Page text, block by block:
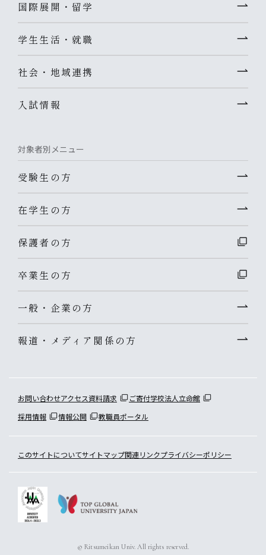
国際展開・留学
学生生活・就職
社会・地域連携
入試情報
対象者別メニュー
受験生の方
在学生の方
保護者の方
卒業生の方
一般・企業の方
報道・メディア関係の方
お問い合わせアクセス資料請求 ご寄付学校法人立命館
採用情報
情報公開 教職員ポータル
このサイトについてサイトマップ関連リンクプライバシーポリシー
© Ritsumeikan Univ. All rights reserved.